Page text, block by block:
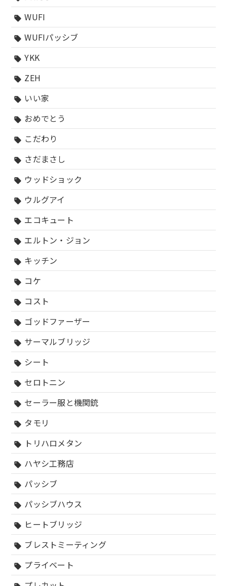
sell WUFI
sell WUFIパッシブ
sell YKK
sell ZEH
sell いい家
sell おめでとう
sell こだわり
sell さだまさし
sell ウッドショック
sell ウルグアイ
sell エコキュート
sell エルトン・ジョン
sell キッチン
sell コケ
sell コスト
sell ゴッドファーザー
sell サーマルブリッジ
sell シート
sell セロトニン
sell セーラー服と機関銃
sell タモリ
sell トリハロメタン
sell ハヤシ工務店
sell パッシブ
sell パッシブハウス
sell ヒートブリッジ
sell ブレストミーティング
sell プライベート